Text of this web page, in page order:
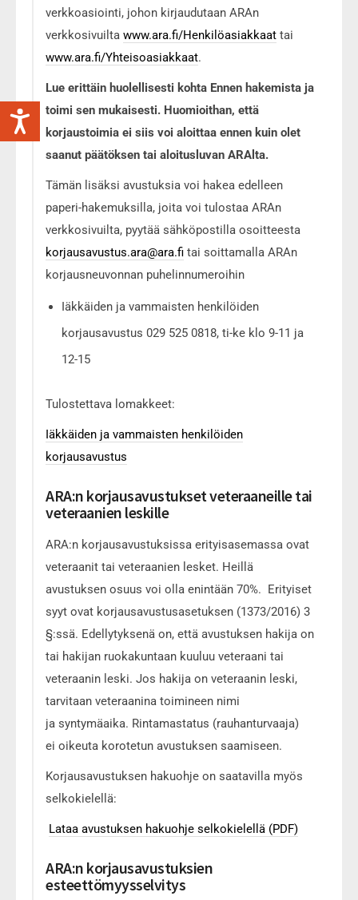
verkkoasiointi, johon kirjaudutaan ARAn
verkkosivuilta www.ara.fi/Henkilöasiakkaat tai
www.ara.fi/Yhteisoasiakkaat.
Lue erittäin huolellisesti kohta Ennen hakemista ja
toimi sen mukaisesti. Huomioithan, että
korjaustoimia ei siis voi aloittaa ennen kuin olet
saanut päätöksen tai aloitusluvan ARAlta.
Tämän lisäksi avustuksia voi hakea edelleen
paperi-hakemuksilla, joita voi tulostaa ARAn
verkkosivuilta, pyytää sähköpostilla osoitteesta
korjausavustus.ara@ara.fi tai soittamalla ARAn
korjausneuvonnan puhelinnumeroihin
Iäkkäiden ja vammaisten henkilöiden
korjausavustus 029 525 0818, ti-ke klo 9-11 ja
12-15
Tulostettava lomakkeet:
Iäkkäiden ja vammaisten henkilöiden
korjausavustus
ARA:n korjausavustukset veteraaneille tai
veteraanien leskille
ARA:n korjausavustuksissa erityisasemassa ovat
veteraanit tai veteraanien lesket. Heillä
avustuksen osuus voi olla enintään 70%. Erityiset
syyt ovat korjausavustusasetuksen (1373/2016) 3
§:ssä. Edellytyksenä on, että avustuksen hakija on
tai hakijan ruokakuntaan kuuluu veteraani tai
veteraanin leski. Jos hakija on veteraanin leski,
tarvitaan veteraanina toimineen nimi
ja syntymäaika. Rintamastatus (rauhanturvaaja)
ei oikeuta korotetun avustuksen saamiseen.
Korjausavustuksen hakuohje on saatavilla myös
selkokielellä:
Lataa avustuksen hakuohje selkokielellä (PDF)
ARA:n korjausavustuksien
esteettömyysselvitys